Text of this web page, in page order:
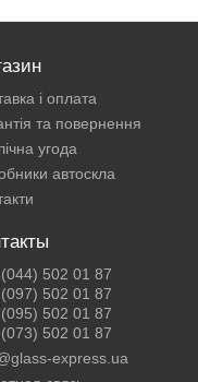
і оплата
та повернення
угода
автоскла
502 01 87
502 01 87
502 01 87
502 01 87
express.ua